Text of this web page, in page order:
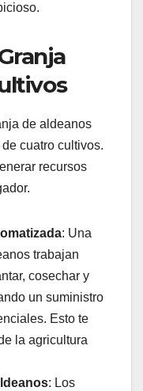
de aldeanos
cuatro cultivos.
recursos
: Una
trabajan
cosechar y
un suministro
Esto te
la agricultura
: Los